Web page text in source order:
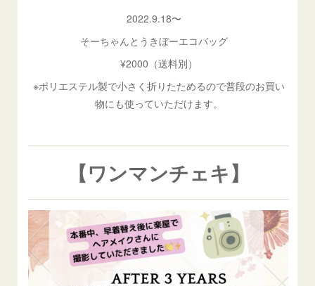
2022.9.18〜
そーちゃんとうきぼーエコバッグ
¥2000（送料別）
※ポリエステル製で小さく折りたためるので普段のお買い
物にも使っていただけます。
【ワンマンチェキ】